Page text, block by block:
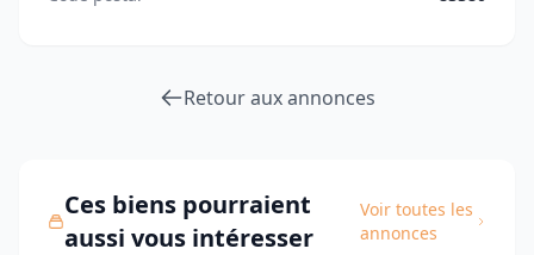
Retour aux annonces
Ces biens pourraient
aussi vous intéresser
Voir toutes les
annonces